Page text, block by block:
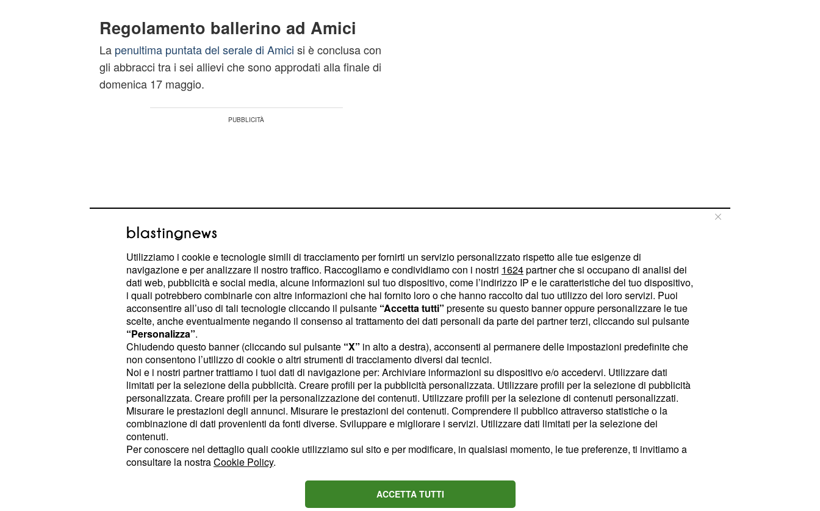
Regolamento ballerino ad Amici
La penultima puntata del serale di Amici si è conclusa con
gli abbracci tra i sei allievi che sono approdati alla finale di
domenica 17 maggio.
Sui social, però, c'è chi non ha gradito quello è successo in
semifinale, dai tantissimitentennamentidei giudici al
comportamentodella conduttrice nei confronti di un alunno
in particolare.
L'incertezza della giuria ha spunto la padrona di casa a
rimandareil verdetto dello spareggio tra Angie e Lorenzo,
che quindi si giocheranno il tutto per tutto al televoto.
Le proteste degli spettatori
Tra i fan di Amici c'è chi è convinto che le regole del
Utilizziamo i cookie e tecnologie simili di tracciamento per fornirti un servizio personalizzato rispetto alle tue esigenze di
navigazione e per analizzare il nostro traffico. Raccogliamo e condividiamo con i nostri 1624partner che si occupano di analisi dei
dati web, pubblicità e social media, alcune informazioni sul tuo dispositivo, come l’indirizzo IP e le caratteristiche del tuo dispositivo,
i quali potrebbero combinarle con altre informazioni che hai fornito loro o che hanno raccolto dal tuo utilizzo dei loro servizi. Puoi
acconsentire all’uso di tali tecnologie cliccando il pulsante “Accetta tutti” presente su questo banner oppure personalizzare le tue
scelte, anche eventualmente negando il consenso al trattamento dei dati personali da parte dei partner terzi, cliccando sul pulsante
“Personalizza”.
Chiudendo questo banner (cliccando sul pulsante “X” in alto a destra), acconsenti al permanere delle impostazioni predefinite che
non consentono l’utilizzo di cookie o altri strumenti di tracciamento diversi dai tecnici.
Noi e i nostri partner trattiamo i tuoi dati di navigazione per: Archiviare informazioni su dispositivo e/o accedervi. Utilizzare dati
limitati per la selezione della pubblicità. Creare profili per la pubblicità personalizzata. Utilizzare profili per la selezione di pubblicità
personalizzata. Creare profili per la personalizzazione dei contenuti. Utilizzare profili per la selezione di contenuti personalizzati.
Misurare le prestazioni degli annunci. Misurare le prestazioni dei contenuti. Comprendere il pubblico attraverso statistiche o la
combinazione di dati provenienti da fonti diverse. Sviluppare e migliorare i servizi. Utilizzare dati limitati per la selezione dei
contenuti.
Per conoscere nel dettaglio quali cookie utilizziamo sul sito e per modificare, in qualsiasi momento, le tue preferenze, ti invitiamo a
consultare la nostraCookie Policy.
ACCETTA TUTTI